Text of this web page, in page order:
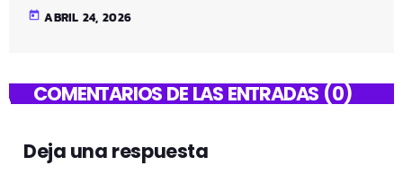
today ABRIL 24, 2026
COMENTARIOS DE LAS ENTRADAS (0)
Deja una respuesta